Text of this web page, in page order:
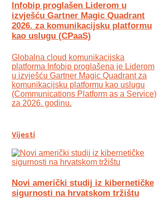
Infobip proglašen Liderom u
izvješću Gartner Magic Quadrant
2026. za komunikacijsku platformu
kao uslugu (CPaaS)
Globalna cloud komunikacijska
platforma Infobip proglašena je Liderom
u izvješću Gartner Magic Quadrant za
komunikacijsku platformu kao uslugu
(Communications Platform as a Service)
za 2026. godinu.
Vijesti
Novi američki studij iz kibernetičke
sigurnosti na hrvatskom tržištu